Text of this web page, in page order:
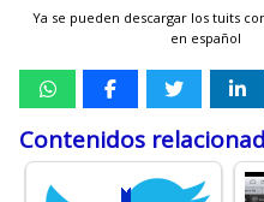
Ya se pueden descargar los tuits
en español
Contenidos